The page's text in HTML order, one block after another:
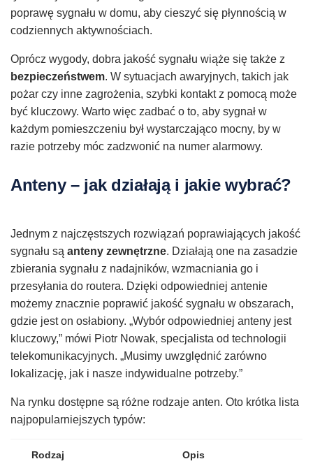
poprawę sygnału w domu, aby cieszyć się płynnością w
codziennych aktywnościach.
Oprócz wygody, dobra jakość sygnału wiąże się także z
bezpieczeństwem. W sytuacjach awaryjnych, takich jak
pożar czy inne zagrożenia, szybki kontakt z pomocą może
być kluczowy. Warto więc zadbać o to, aby sygnał w
każdym pomieszczeniu był wystarczająco mocny, by w
razie potrzeby móc zadzwonić na numer alarmowy.
Anteny – jak działają i jakie wybrać?
Jednym z najczęstszych rozwiązań poprawiających jakość
sygnału są anteny zewnętrzne. Działają one na zasadzie
zbierania sygnału z nadajników, wzmacniania go i
przesyłania do routera. Dzięki odpowiedniej antenie
możemy znacznie poprawić jakość sygnału w obszarach,
gdzie jest on osłabiony. „Wybór odpowiedniej anteny jest
kluczowy,” mówi Piotr Nowak, specjalista od technologii
telekomunikacyjnych. „Musimy uwzględnić zarówno
lokalizację, jak i nasze indywidualne potrzeby.”
Na rynku dostępne są różne rodzaje anten. Oto krótka lista
najpopularniejszych typów:
Rodzaj
Opis